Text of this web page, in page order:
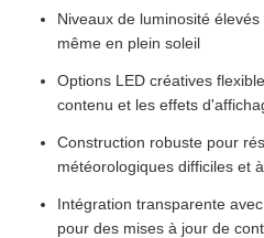
Niveaux de luminosité
même en plein soleil
Options LED créatives
contenu et les effets
Construction robuste pour
météorologiques difficiles et
Intégration transparente
pour des mises à jour de